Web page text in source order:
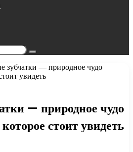
Поиск...
зубчатки — природное чудо
увидеть
— природное чудо
стоит увидеть